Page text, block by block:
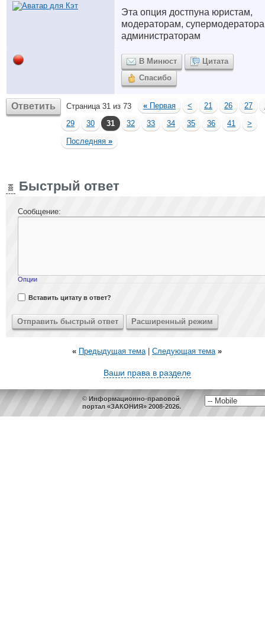
Эта опция достпуна юристам,
модераторам,
администраторам
В Минюст
Цитата
Спасибо
Ответить Страница 31 из 73 « Первая < 21 26 27
29
30 31 32 33 34 35 36 41
>
Последняя »
Быстрый ответ
Сообщение:
Опции
Вставить цитату в ответ?
« Предыдущая тема| Следующая тема »
Ваши права в разделе
© Информационно-правовой
портал «ЗАКОНИЯ» 2008-2026.